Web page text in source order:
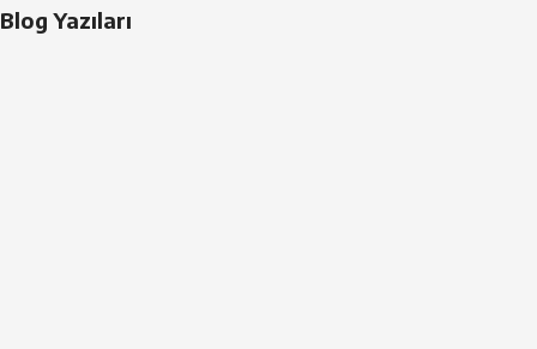
Blog Yazıları